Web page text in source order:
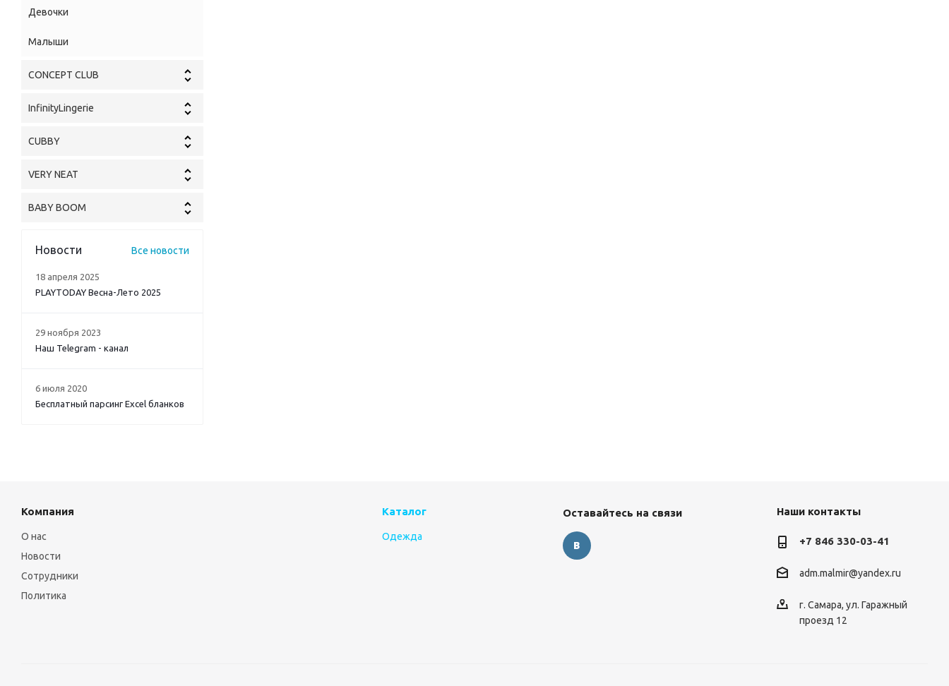
Девочки
Малыши
CONCEPT CLUB
InfinityLingerie
CUBBY
VERY NEAT
BABY BOOM
Новости Все новости
18 апреля 2025
PLAYTODAY Весна-Лето 2025
29 ноября 2023
Наш Telegram - канал
6 июля 2020
Бесплатный парсинг Excel бланков
Компания
О нас
Новости
Сотрудники
Политика
Каталог
Одежда
Оставайтесь на связи Наши контакты
+7 846 330-03-41
adm.malmir@yandex.ru
г. Самара, ул. Гаражный
проезд 12